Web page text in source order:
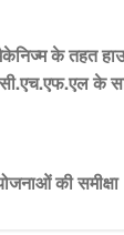
के तहत
सी.एच.एफ.एल के
की